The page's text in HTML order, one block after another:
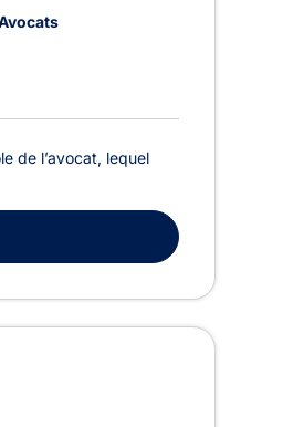
de l’avocat, lequel